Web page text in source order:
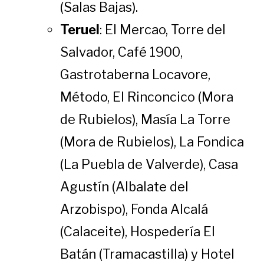
(Salas Bajas).
Teruel : El Mercao, Torre del
Salvador, Café 1900,
Gastrotaberna Locavore,
Método, El Rinconcico (Mora
de Rubielos), Masía La Torre
(Mora de Rubielos), La Fondica
(La Puebla de Valverde), Casa
Agustín (Albalate del
Arzobispo), Fonda Alcalá
(Calaceite), Hospedería El
Batán (Tramacastilla) y Hotel